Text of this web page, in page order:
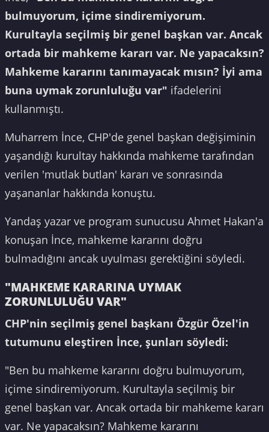
bulmuyorum, içime sindiremiyorum.
Kurultayla seçilmiş bir genel başkan var. Ancak
ortada bir mahkeme kararı var. Ne yapacaksın?
Mahkeme kararını tanımayacak mısın? İyi ama
buna uymak zorunluluğu var" ifadelerini
kullanmıştı.
Muharrem İnce, CHP'de genel başkan değişiminin
yaşandığı kurultay hakkında mahkeme tarafından
verilen 'mutlak butlan' kararı ve sonrasında
yaşananlar hakkında konuştu.
Yandaş yazar ve program sunucusu Ahmet Hakan'a
konuşan İnce, mahkeme kararını doğru
bulmadığını ancak uyulması gerektiğini söyledi.
"MAHKEME KARARINA UYMAK
ZORUNLULUĞU VAR"
CHP'nin seçilmiş genel başkanı Özgür Özel'in
tutumunu eleştiren İnce, şunları söyledi:
"Ben bu mahkeme kararını doğru bulmuyorum,
içime sindiremiyorum. Kurultayla seçilmiş bir
genel başkan var. Ancak ortada bir mahkeme kararı
var. Ne yapacaksın? Mahkeme kararını